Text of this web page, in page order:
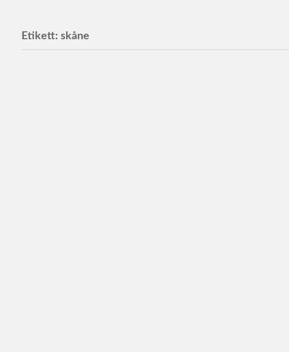
Etikett:skåne